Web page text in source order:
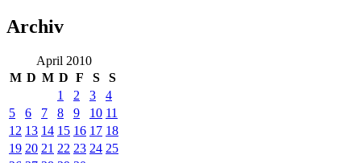
Archiv
April 2010
M D M D F S
S
1
2 3
4
5
6 7 8 9 10 11
12 13 14 15 16 17 18
19 20 21 22 23 24 25